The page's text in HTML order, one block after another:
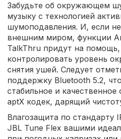
Забудьте об окружающем
музыку с технологией
шумоподавления. И, если
внешним миром, функции
TalkThru придут на помощь,
контролировать уровень
снятия ушей. Следует
поддержку Bluetooth 5.2,
стабильное и
aptX кодек, дарящий
Влагозащита по стандарту
JBL Tune Flex вашими